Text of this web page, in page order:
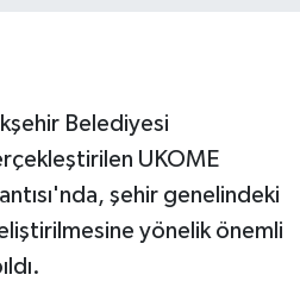
Belediyesi
UKOME
şehir genelindeki
yönelik önemli